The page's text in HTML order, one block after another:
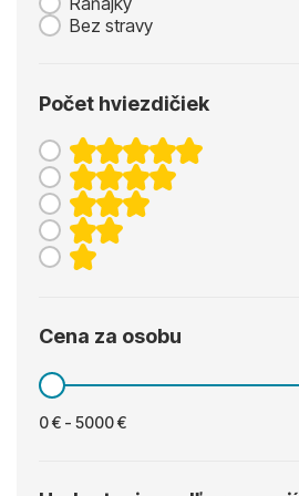
Bez stravy
Počet hviezdičiek
Cena za osobu
0 € - 5000 €